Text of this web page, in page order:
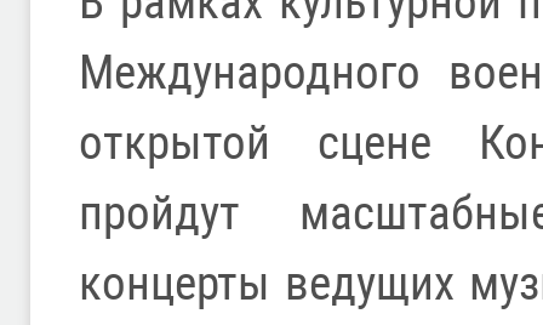
Международного
открытой сцене
пройдут
концерты ведущих